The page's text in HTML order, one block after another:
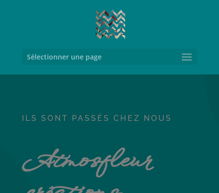
Sélectionner une page
ILS SONT PASSÉS CHEZ NOUS
Atmosfleur